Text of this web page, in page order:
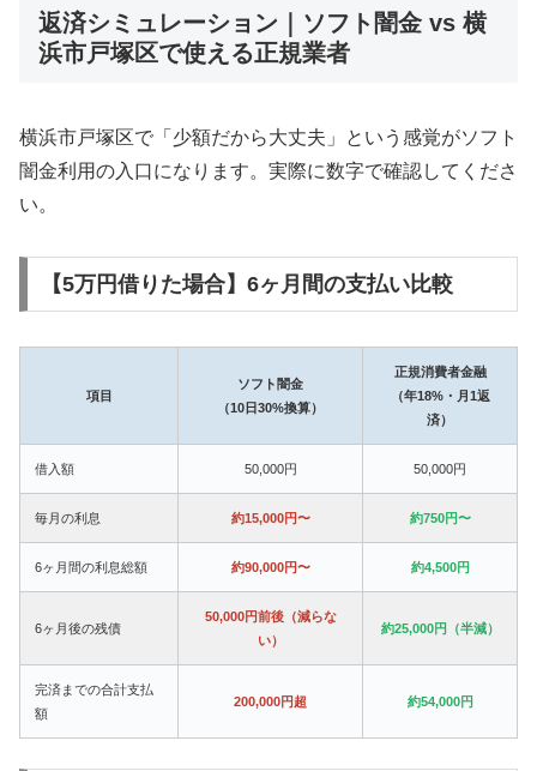
返済シミュレーション｜ソフト闇金 vs 横
浜市戸塚区で使える正規業者
横浜市戸塚区で「少額だから大丈夫」という感覚がソフト
闇金利用の入口になります。実際に数字で確認してくださ
い。
【5万円借りた場合】6ヶ月間の支払い比較
項目
ソフト闇金
（10日30%換算）
正規消費者金融
（年18%・月1返
済）
借入額 50,000円 50,000円
毎月の利息 約15,000円〜 約750円〜
6ヶ月間の利息総額 約90,000円〜 約4,500円
6ヶ月後の残債
50,000円前後（減らな
い）
約25,000円（半減）
完済までの合計支払
額
200,000円超 約54,000円